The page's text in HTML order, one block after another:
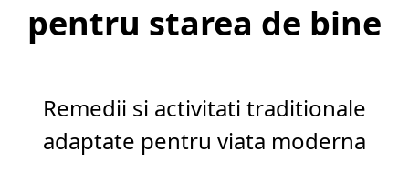
pentru starea de bine
Remedii si activitati traditionale
adaptate pentru viata moderna